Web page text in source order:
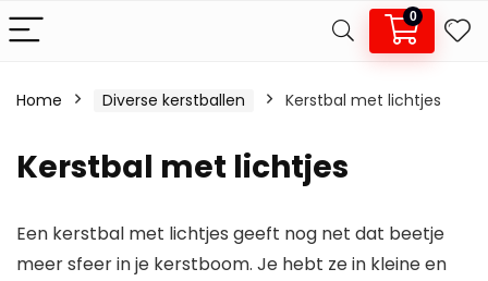
0
Home Diverse kerstballen Kerstbal met lichtjes
Kerstbal met lichtjes
Een kerstbal met lichtjes geeft nog net dat beetje
meer sfeer in je kerstboom. Je hebt ze in kleine en